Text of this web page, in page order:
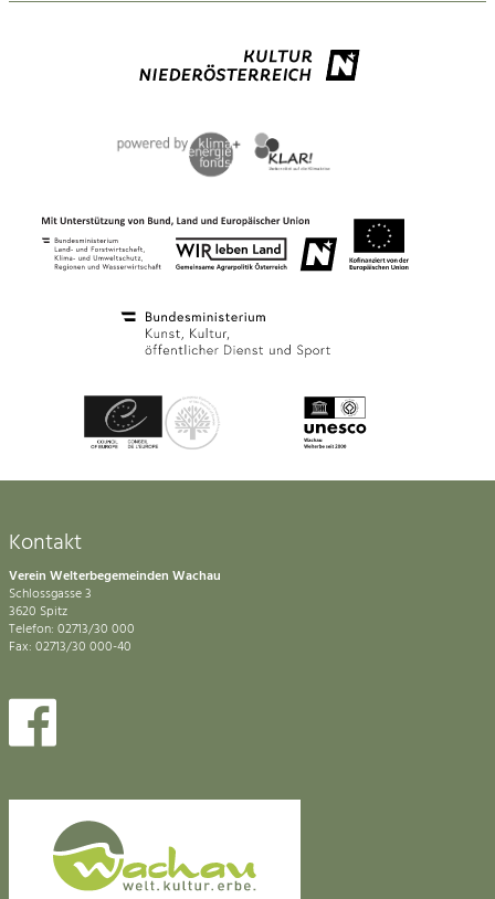
Kontakt
Verein Welterbegemeinden Wachau
Schlossgasse 3
3620 Spitz
Telefon: 02713/30 000
Fax: 02713/30 000-40